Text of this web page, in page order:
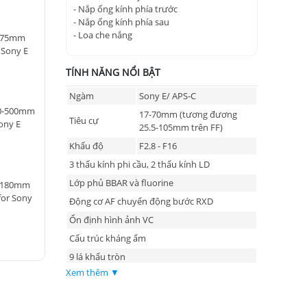
E
500mm
E
Sony
- Nắp ống kính phía trước
- Nắp ống kính phía sau
- Loa che nắng
TÍNH NĂNG NỔI BẬT
Ngàm
Sony E/ APS-C
Tiêu cự
17-70mm (tương đương
25.5-105mm trên FF)
Khẩu độ
F2.8 - F16
3 thấu kính phi cầu, 2 thấu kính LD
Lớp phủ BBAR và fluorine
Động cơ AF chuyển động bước RXD
Ổn định hình ảnh VC
Cấu trúc kháng ẩm
9 lá khẩu tròn
Xem thêm ▼